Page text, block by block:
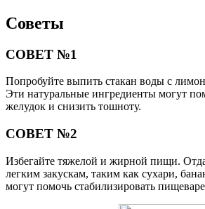
Советы
СОВЕТ №1
Попробуйте выпить стакан воды с
Эти натуральные ингредиенты могут
желудок и снизить тошноту.
СОВЕТ №2
Избегайте тяжелой и жирной пищи.
легким закускам, таким как сухари,
могут помочь стабилизировать